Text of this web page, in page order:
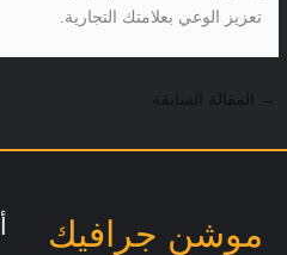
تعزيز الوعي بعلامتك التجارية.
→ المقالة السابقة
موشن جرافيك